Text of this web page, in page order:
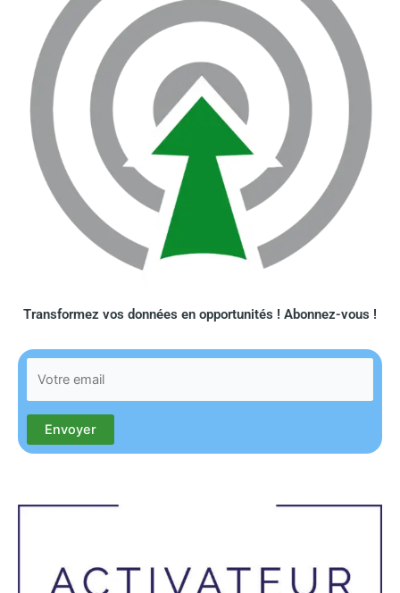
Transformez vos données en opportunités ! Abonnez-vous !​